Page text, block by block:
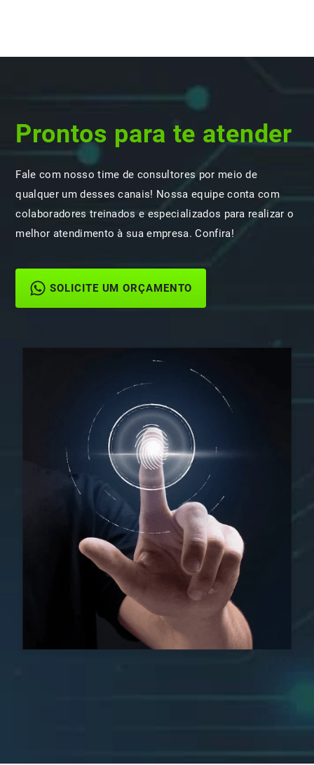
Prontos para te atender
Fale com nosso time de consultores por meio de
qualquer um desses canais! Nossa equipe conta com
colaboradores treinados e especializados para realizar o
melhor atendimento à sua empresa. Confira!
SOLICITE UM ORÇAMENTO